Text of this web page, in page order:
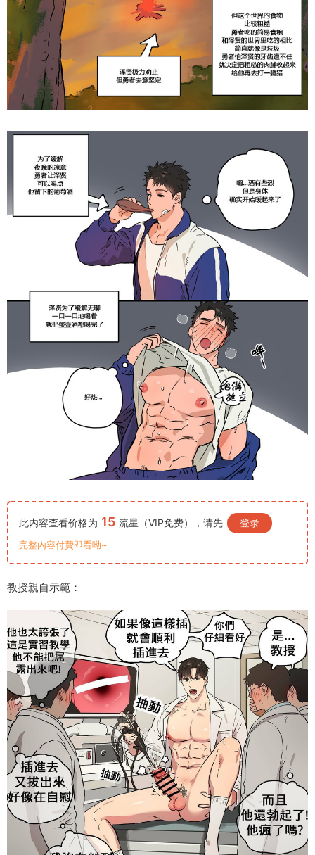
此内容查看价格为 15 流星（VIP免费），请先 登录
完整內容付費即看呦~
教授親自示範：